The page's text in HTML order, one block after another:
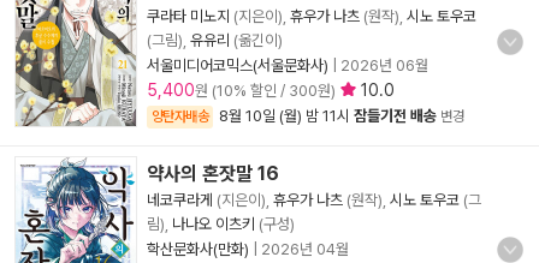
쿠라타 미노지 (지은이), 휴우가 나츠 (원작), 시노 토우코
(그림), 유유리 (옮긴이)
서울미디어코믹스(서울문화사)
2026년 06월
5,400원 (10% 할인 / 300원) 10.0
양탄자배송 8월 10일 (월) 밤 11시 잠들기전 배송 변경
약사의 혼잣말 16
네코쿠라게 (지은이), 휴우가 나츠 (원작), 시노 토우코 (그
림), 나나오 이츠키 (구성)
학산문화사(만화)
2026년 04월